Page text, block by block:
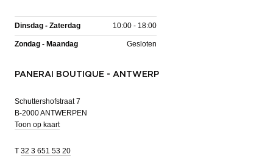
Dinsdag - Zaterdag 10:00 - 18:00
Zondag - Maandag Gesloten
PANERAI BOUTIQUE - ANTWERP
Schuttershofstraat 7
B-2000 ANTWERPEN
Toon op kaart
T 32 3 651 53 20